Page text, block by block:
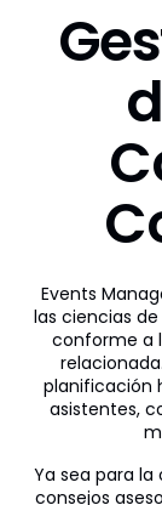
Campaign
Engagement
Approved
Engage
Align
Events
las ciencias
conforme a
planificación
asistentes,
Ya sea para
consejos